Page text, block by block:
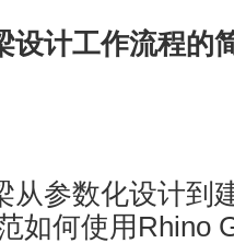
设计工作流程的
从参数化设计到
如何使用Rhino